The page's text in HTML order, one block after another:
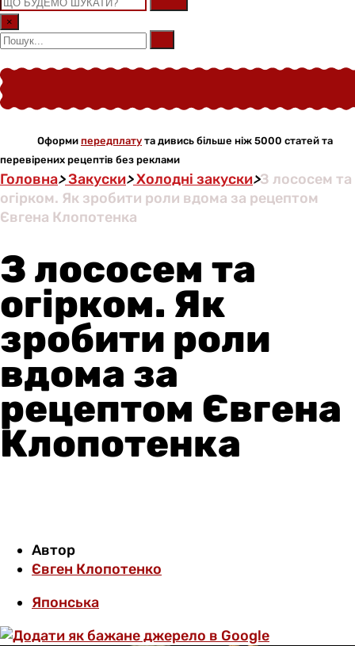
×
Оформи передплату та дивись більше ніж 5000 статей та
перевірених рецептів без реклами
Головна>Закуски>Холодні закуски>З лососем та
огірком. Як зробити роли вдома за рецептом
Євгена Клопотенка
З лососем та
огірком. Як
зробити роли
вдома за
рецептом Євгена
Клопотенка
Автор
Євген Клопотенко
Японська